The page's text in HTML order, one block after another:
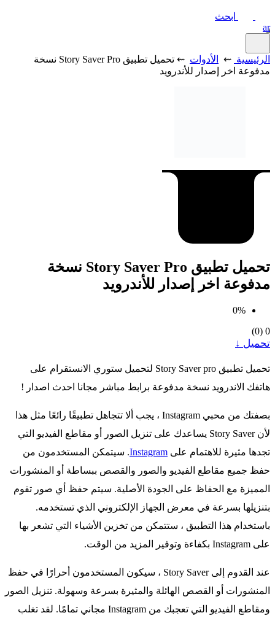
ابحث
ar
الرئيسية ⇜ الأدوات
⇜ تحميل تطبيق Story Saver Pro نسخة
مدفوعة اخر إصدار للأندرويد
تحميل تطبيق Story Saver Pro نسخة
مدفوعة اخر إصدار للأندرويد
0%
0
(
0
)
تحميل ↓
تحميل تطبيق Story Saver pro‏ لتحميل ستوري الانستقرام على
هاتفك الاندرويد نسخة مدفوعة برابط مباشر مجانا احدث اصدار !
بصفتك من محبي Instagram ، يجب ألا تتجاهل تطبيقًا رائعًا مثل هذا
لأن Story Saver يساعدك على تنزيل الصور أو مقاطع الفيديو التي
تجدها مثيرة للاهتمام على Instagram. سيتمكن المستخدمون من
حفظ جميع مقاطع الفيديو والصور والقصص ببساطة أو المنشورات
المميزة مع الحفاظ على الجودة الأصلية. سيتم حفظ أي صور تقوم
بتنزيلها بسرعة في معرض الجهاز الإلكتروني الذي تستخدمه.
باستخدام هذا التطبيق ، ستتمكن من تخزين الأشياء التي تشعر بها
على Instagram بكفاءة وتوفير المزيد من الوقت.
عند القدوم إلى Story Saver ، سيكون المستخدمون أحرارًا في حفظ
المنشورات أو القصص الهائلة والمثيرة بسرعة وسهولة. تنزيل الصور
ومقاطع الفيديو التي تعجبك من Instagram مجاني تمامًا. لقد تغلب